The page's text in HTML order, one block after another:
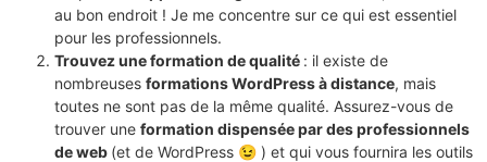
au bon endroit ! Je me concentre sur ce qui est essentiel
pour les professionnels.
Trouvez une formation de qualité : il existe de
nombreuses formations WordPress à distance, mais
toutes ne sont pas de la même qualité. Assurez-vous de
trouver une formation dispensée par des professionnels
de web (et de WordPress 😉 ) et qui vous fournira les outils